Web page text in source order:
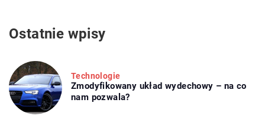
Ostatnie wpisy
Technologie
Zmodyfikowany układ wydechowy – na co
nam pozwala?